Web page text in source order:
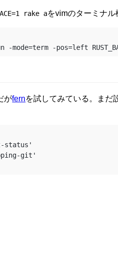
rake aをvimのターミナル
がfernを試してみている。まだ